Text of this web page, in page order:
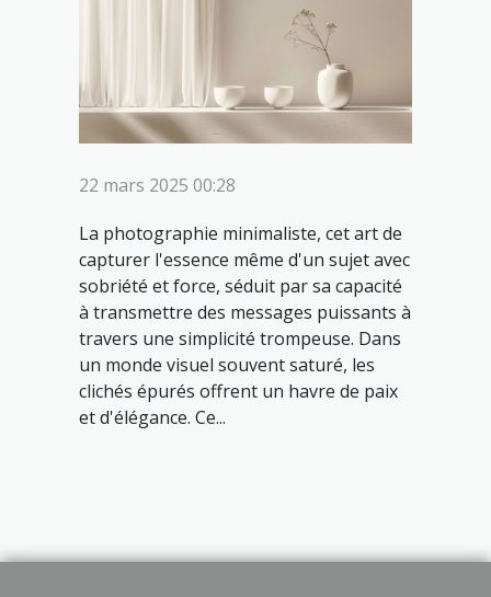
22 mars 2025 00:28
La photographie minimaliste, cet art de
capturer l'essence même d'un sujet avec
sobriété et force, séduit par sa capacité
à transmettre des messages puissants à
travers une simplicité trompeuse. Dans
un monde visuel souvent saturé, les
clichés épurés offrent un havre de paix
et d'élégance. Ce...